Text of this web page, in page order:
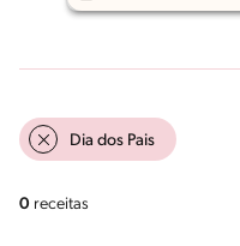
Dia dos Pais
0 receitas